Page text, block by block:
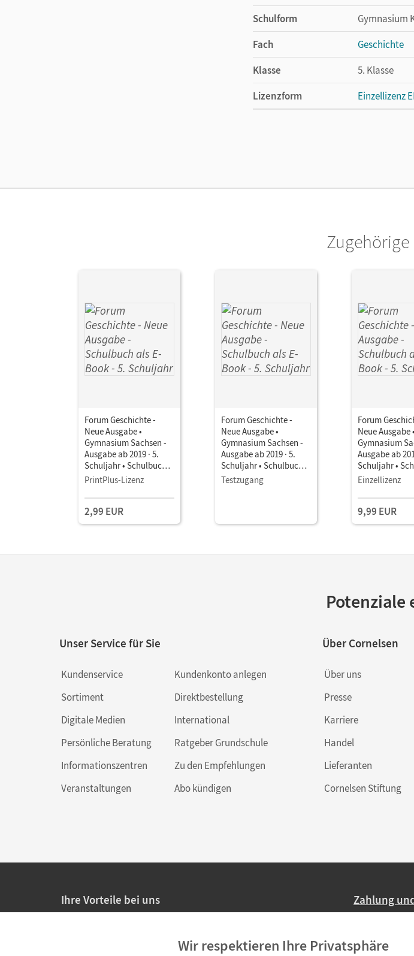
Schulform
Gymnasium
Fach
Geschichte
Klasse
5. Klasse
Lizenzform
Einzellizenz
Forum Geschichte -
Neue Ausgabe •
Gymnasium Sachsen -
Ausgabe ab 2019 · 5.
Schuljahr • Schulbuch
als E-Book Mit Medien
PrintPlus-Lizenz
2,99 EUR
Forum Geschichte -
Neue Ausgabe •
Gymnasium Sachsen -
Ausgabe ab 2019 · 5.
Schuljahr • Schulbuch
als E-Book Mit Medien
Testzugang
Forum
Neue Ausgabe •
Gymnasium
Ausgabe ab
Schuljahr •
als E-Book Mit
Einzellizenz
9,99 EUR
Potenziale
Unser Service für Sie
Kundenservice
Sortiment
Digitale Medien
Persönliche Beratung
Informationszentren
Veranstaltungen
Kundenkonto anlegen
Direktbestellung
International
Ratgeber Grundschule
Zu den Empfehlungen
Abo kündigen
Über Cornelsen
Über uns
Presse
Karriere
Handel
Lieferanten
Cornelsen Stiftung
Ihre Vorteile bei uns Zahlung
Ab 59,–
Wir respektieren Ihre Privatsphäre